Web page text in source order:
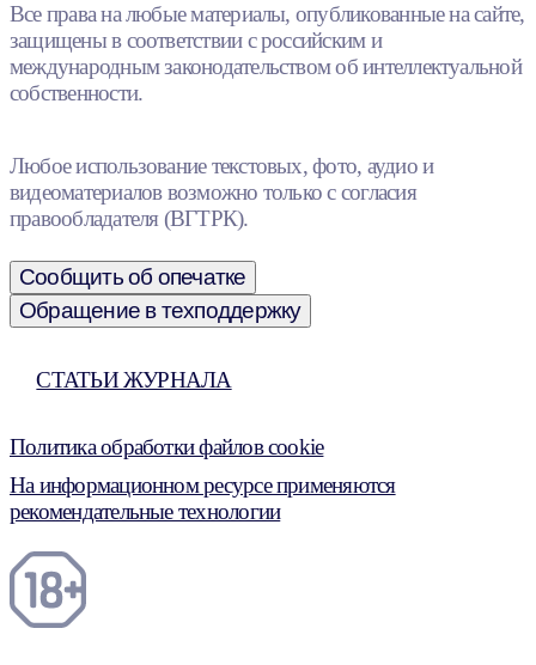
Все права на любые материалы, опубликованные на сайте,
защищены в соответствии с российским и
международным законодательством об интеллектуальной
собственности.
Любое использование текстовых, фото, аудио и
видеоматериалов возможно только с согласия
правообладателя (ВГТРК).
Сообщить об опечатке
Обращение в техподдержку
СТАТЬИ ЖУРНАЛА
Политика обработки файлов cookie
На информационном ресурсе применяются
рекомендательные технологии